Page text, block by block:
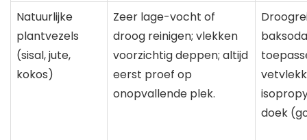
Natuurlijke
plantvezels
(sisal, jute,
kokos)
Zeer lage-vocht of
droog reinigen; vlekken
voorzichtig deppen; altijd
eerst proef op
onopvallende plek.
doek